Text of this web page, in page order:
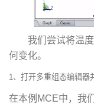
我们尝试将温
何变化。
1、打开多重组态编辑器
在本例MCE中，我